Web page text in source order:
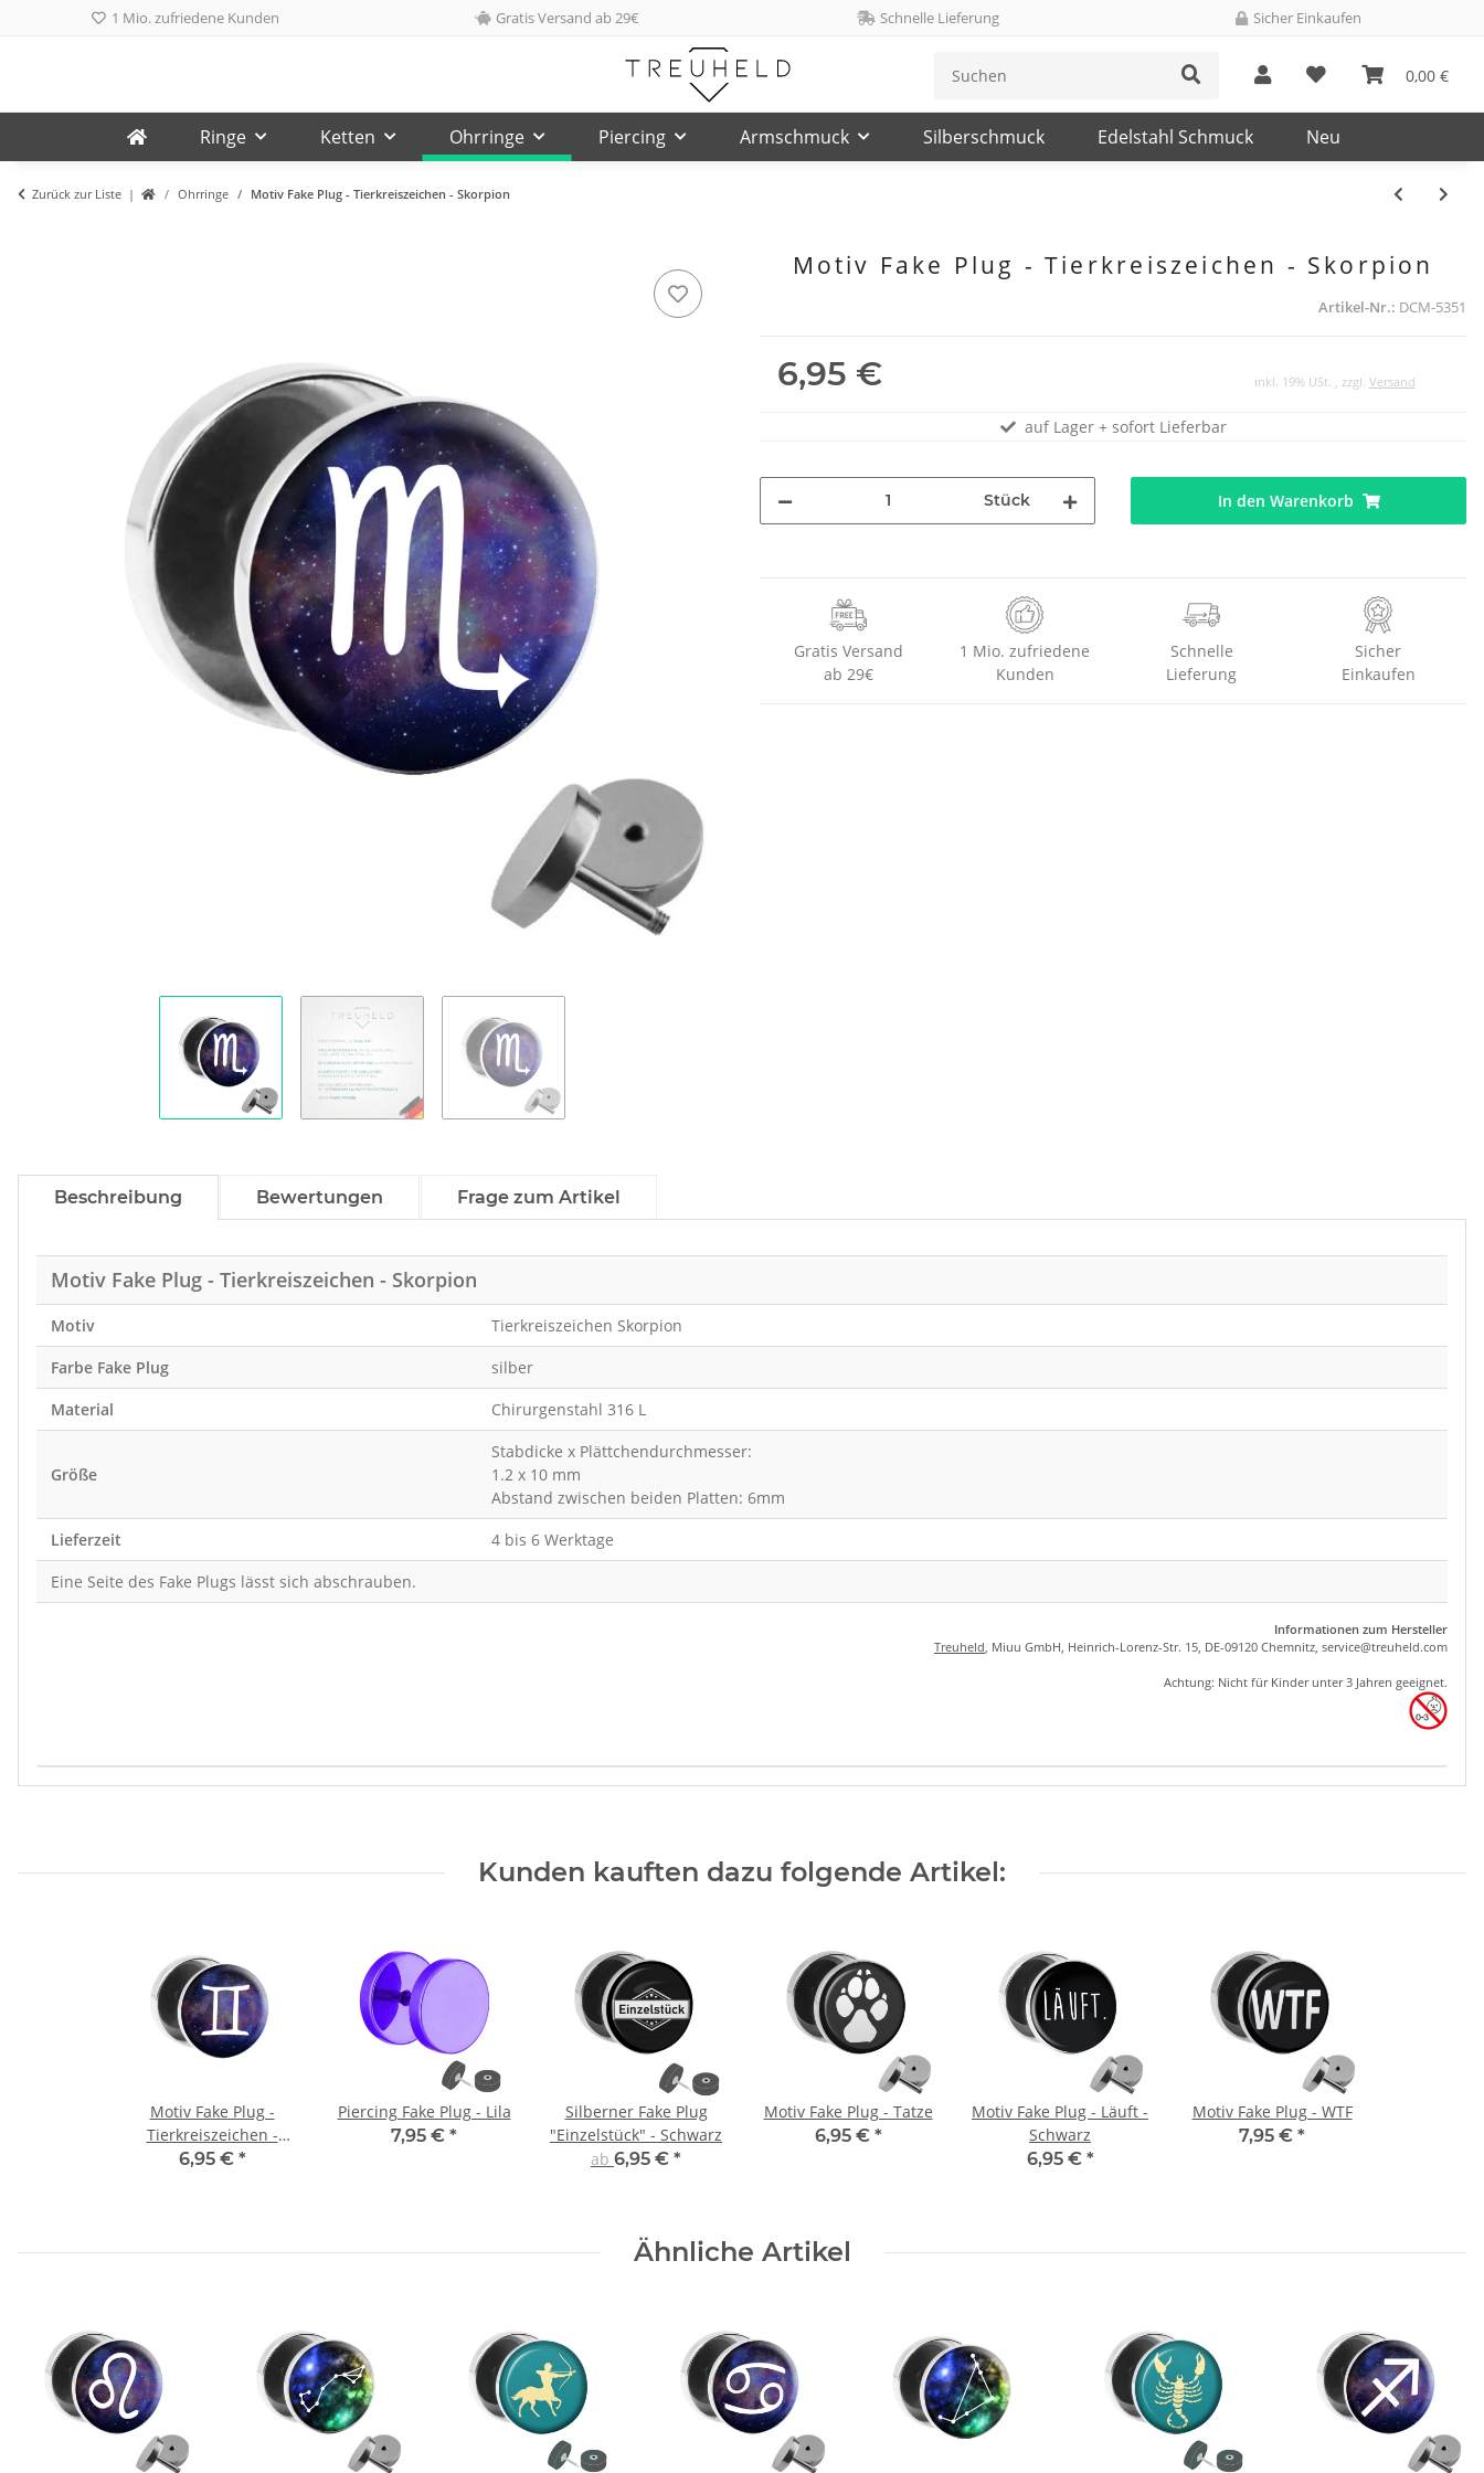
1 Mio. zufriedene Kunden Gratis Versand ab 29€ Schnelle Lieferung Sicher Einkaufen
0,00 €
Ringe Ketten Ohrringe Piercing Armschmuck Silberschmuck Edelstahl Schmuck Neu
Zurück zur Liste Ohrringe Motiv Fake Plug - Tierkreiszeichen - Skorpion
Motiv Fake Plug - Tierkreiszeichen - Skorpion
Artikel-Nr.: DCM-5351
6,95 € inkl. 19% USt. , zzgl. Versand
auf Lager + sofort Lieferbar
Stück In den Warenkorb
Gratis Versand
ab 29€
1 Mio. zufriedene
Kunden
Schnelle
Lieferung
Sicher
Einkaufen
Beschreibung Bewertungen Frage zum Artikel
Motiv Fake Plug - Tierkreiszeichen - Skorpion
Motiv
Tierkreiszeichen Skorpion
Farbe Fake Plug
silber
Material
Chirurgenstahl 316 L
Größe
Stabdicke x Plättchendurchmesser:
1.2 x 10 mm
Abstand zwischen beiden Platten: 6mm
Lieferzeit
4 bis 6 Werktage
Eine Seite des Fake Plugs lässt sich abschrauben.
Informationen zum Hersteller
Treuheld, Miuu GmbH, Heinrich-Lorenz-Str. 15, DE-09120 Chemnitz, service@treuheld.com
Achtung: Nicht für Kinder unter 3 Jahren geeignet.
Produkteigenschaft
Wert
Kunden kauften dazu folgende Artikel:
Motiv Fake Plug -
Tierkreiszeichen -
Zwillinge
6,95 € *
Piercing Fake Plug - Lila
7,95 € *
Silberner Fake Plug
"Einzelstück" - Schwarz
ab 6,95 € *
Motiv Fake Plug - Tatze
6,95 € *
Motiv Fake Plug - Läuft -
Schwarz
6,95 € *
Motiv Fake Plug - WTF
7,95 € *
Ähnliche Artikel